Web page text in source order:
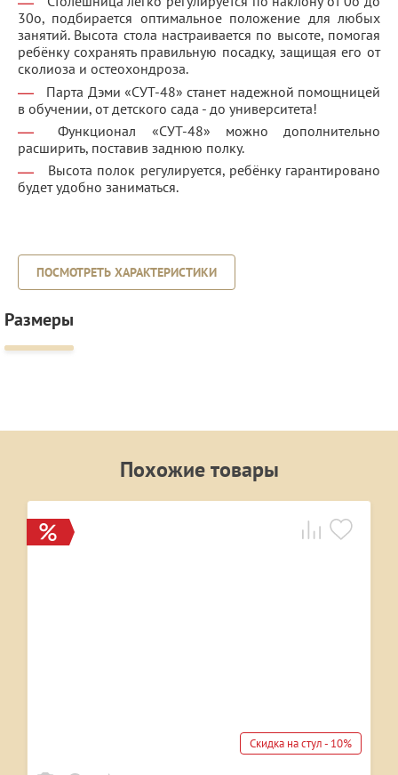
30о, подбирается оптимальное положение для любых
занятий. Высота стола настраивается по высоте, помогая
ребёнку сохранять правильную посадку, защищая его от
сколиоза и остеохондроза.
Парта Дэми «СУТ-48» станет надежной помощницей
в обучении, от детского сада - до университета!
Функционал «СУТ-48» можно дополнительно
расширить, поставив заднюю полку.
Высота полок регулируется, ребёнку гарантировано
будет удобно заниматься.
ПОСМОТРЕТЬ ХАРАКТЕРИСТИКИ
Размеры
Похожие товары
Скидка на стул - 10%